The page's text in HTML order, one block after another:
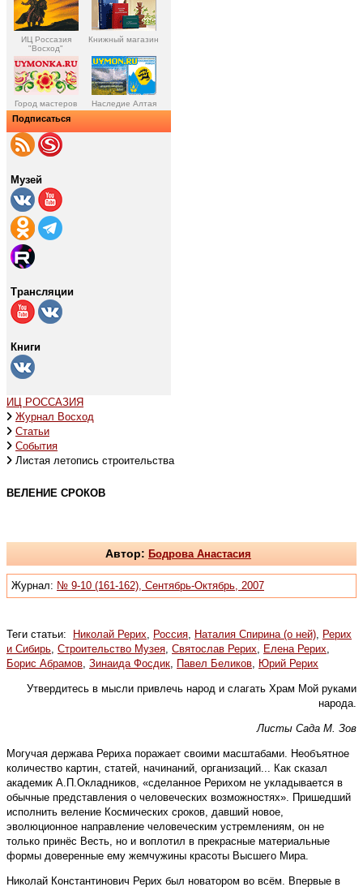
ИЦ Россазия
"Восход"
Книжный магазин
Город мастеров Наследие Алтая
Подписаться
Музей
Трансляции
Книги
ИЦ РОССАЗИЯ
Журнал Восход
Статьи
События
Листая летопись строительства
ВЕЛЕНИЕ СРОКОВ
Автор: Бодрова Анастасия
Журнал: № 9-10 (161-162), Сентябрь-Октябрь, 2007
Теги статьи: Николай Рерих Россия Наталия Спирина (о ней) Рерих
и Сибирь Строительство Музея Святослав Рерих Елена Рерих
Борис Абрамов Зинаида Фосдик Павел Беликов Юрий Рерих
Утвердитесь в мысли привлечь народ и слагать Храм Мой руками
народа.
Листы Сада М. Зов
Могучая держава Рериха поражает своими масштабами. Необъятное
количество картин, статей, начинаний, организаций... Как сказал
академик А.П.Окладников, «сделанное Рерихом не укладывается в
обычные представления о человеческих возможностях». Пришедший
исполнить веление Космических сроков, давший новое,
эволюционное направление человеческим устремлениям, он не
только принёс Весть, но и воплотил в прекрасные материальные
формы доверенные ему жемчужины красоты Высшего Мира.
Николай Константинович Рерих был новатором во всём. Впервые в